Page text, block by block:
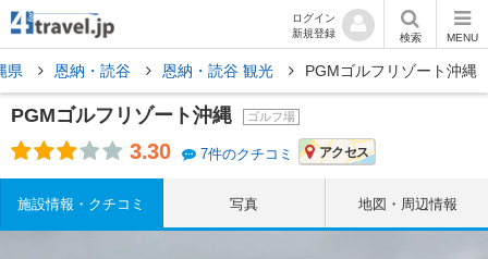
ログイン
新規登録
検索 MENU
県 恩納・読谷 恩納・読谷 観光 PGMゴルフリゾート沖縄
PGMゴルフリゾート沖縄 ゴルフ場
3.30 7件のクチコミ アクセス
施設情報・クチコミ 写真 地図・周辺情報